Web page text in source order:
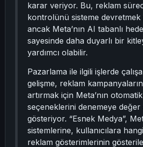
karar veriyor. Bu, reklam
kontrolünü sisteme devretmek
ancak Meta’nın AI tabanlı
sayesinde daha duyarlı bir
yardımcı olabilir.
Pazarlama ile ilgili işlerde
gelişme, reklam
artırmak için Meta’nın
seçeneklerini denemeye
gösteriyor. “Esnek Medya”,
sistemlerine, kullanıcılara
reklam gösterimlerinin